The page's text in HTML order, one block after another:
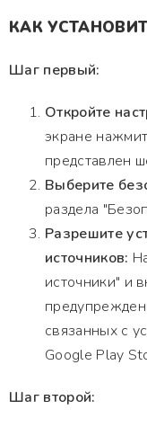
КАК
Шаг первый:
Откройте
экране
представлен
Выберите
раздела
Разрешите
источников:
источники" и
связанных с
Google Play
Шаг второй: